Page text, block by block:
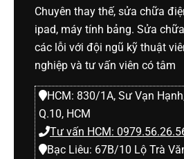
o
ạ
i
d
Chuyên thay thế, sửa chữa
ipad, máy tính bảng. Sửa
các lỗi với đội ngũ kỹ thuật
nghiệp và tư vấn viên có tâm
HCM: 830/1A, Sư Vạn
Q.10, HCM
Tư vấn HCM:
Bạc Liêu: 67B/10 Lộ Trà